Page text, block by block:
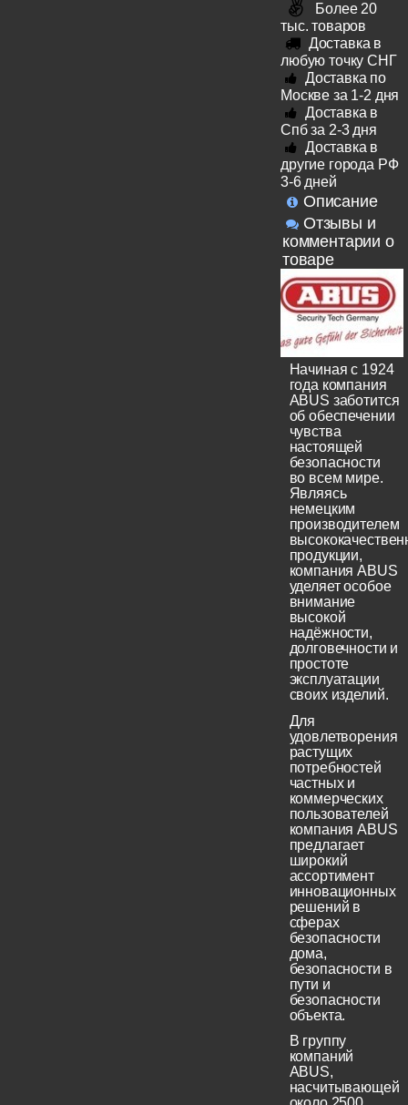
Более 20
тыс. товаров
Доставка в
любую точку СНГ
Доставка по
Москве за 1-2 дня
Доставка в
Спб за 2-3 дня
Доставка в
другие города РФ
3-6 дней
Описание
Отзывы и
комментарии о
товаре
Начиная с 1924
года компания
ABUS заботится
об обеспечении
чувства
настоящей
безопасности
во всем мире.
Являясь
немецким
производителем
продукции,
компания ABUS
уделяет особое
внимание
высокой
надёжности,
долговечности и
простоте
эксплуатации
своих изделий.
Для
удовлетворения
растущих
потребностей
частных и
коммерческих
пользователей
компания ABUS
предлагает
широкий
ассортимент
инновационных
решений в
сферах
безопасности
дома,
безопасности в
пути и
безопасности
объекта.
В группу
компаний
ABUS,
насчитывающей